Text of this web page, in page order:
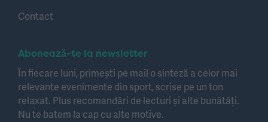
Contact
Abonează-te la newsletter
În fiecare luni, primești pe mail o sinteză a celor mai
relevante evenimente din sport, scrise pe un ton
relaxat. Plus recomandări de lecturi și alte bunătăți.
Nu te batem la cap cu alte motive.